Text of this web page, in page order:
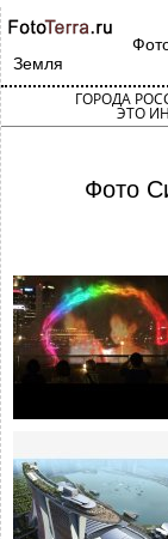
Земля
ГОРОДА
ЭТО
Фото